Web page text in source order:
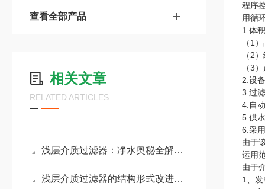
查看全部产品
相关文章
RELATED ARTICLES
浅层介质过滤器：净水奥秘全解析！
浅层介质过滤器的结构形式改进探讨
程序
用循
1.体
（1
（2
（3
2.设
3.过
4.自
5.供
6.采
由于
运用
由于
1、